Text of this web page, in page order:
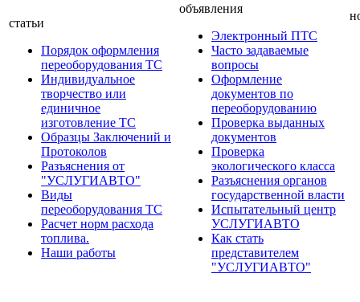
статьи
Порядок оформления
переоборудования ТС
Индивидуальное
творчество или
единичное
изготовление ТС
Образцы Заключений и
Протоколов
Разъяснения от
"УСЛУГИАВТО"
Виды
переоборудования ТС
Расчет норм расхода
топлива.
Наши работы
объявления
Электронный ПТС
Часто задаваемые
вопросы
Оформление
документов по
переоборудованию
Проверка выданных
документов
Проверка
экологического класса
Разъяснения органов
государственной власти
Испытательный центр
УСЛУГИАВТО
Как стать
представителем
"УСЛУГИАВТО"